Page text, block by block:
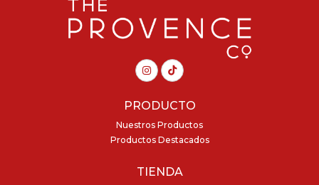
PRODUCTO
Nuestros Productos
Productos Destacados
TIENDA